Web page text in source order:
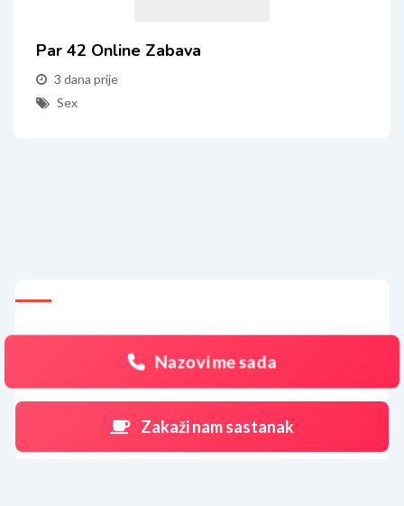
Par 42 Online Zabava
3 dana prije
Sex
Nazovi me sada
Zakaži nam sastanak